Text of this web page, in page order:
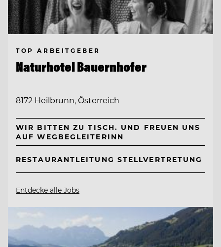
TOP ARBEITGEBER
Naturhotel Bauernhofer
8172 Heilbrunn, Österreich
WIR BITTEN ZU TISCH. UND FREUEN UNS
AUF WEGBEGLEITERINN
RESTAURANTLEITUNG STELLVERTRETUNG
Entdecke alle Jobs